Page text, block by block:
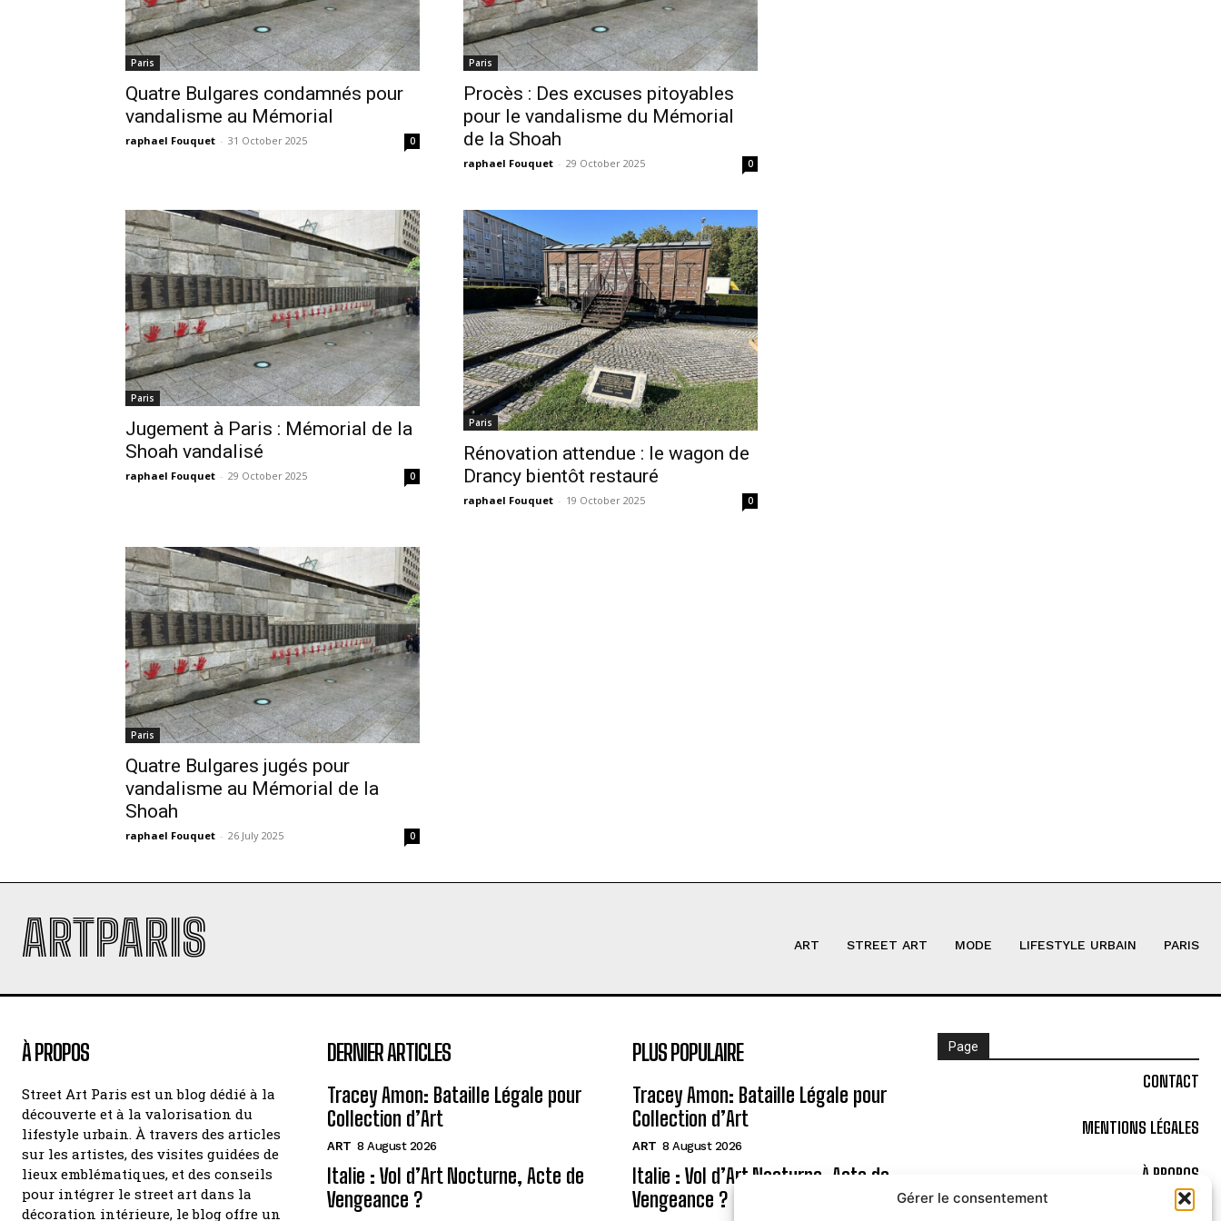
Gérer le consentement
Paris
Quatre Bulgares condamnés pour
vandalisme au Mémorial
raphael Fouquet - 31 October 2025 0
Paris
Procès : Des excuses pitoyables
pour le vandalisme du Mémorial
de la Shoah
raphael Fouquet - 29 October 2025 0
Paris
Jugement à Paris : Mémorial de la
Shoah vandalisé
raphael Fouquet - 29 October 2025 0
Paris
Rénovation attendue : le wagon de
Drancy bientôt restauré
raphael Fouquet - 19 October 2025 0
Paris
Quatre Bulgares jugés pour
vandalisme au Mémorial de la
Shoah
raphael Fouquet - 26 July 2025 0
ARTPARIS ART STREET ART MODE LIFESTYLE URBAIN PARIS
À PROPOS
Street Art Paris est un blog dédié à la
découverte et à la valorisation du
lifestyle urbain. À travers des articles
sur les artistes, des visites guidées de
lieux emblématiques, et des conseils
pour intégrer le street art dans la
décoration intérieure, le blog offre un
DERNIER ARTICLES
Tracey Amon: Bataille Légale pour
Collection d’Art
ART 8 August 2026
Italie : Vol d’Art Nocturne, Acte de
Vengeance ?
PLUS POPULAIRE
Tracey Amon: Bataille Légale pour
Collection d’Art
ART 8 August 2026
Italie : Vol d’Art Nocturne, Acte de
Vengeance ?
Page
CONTACT
MENTIONS LÉGALES
À PROPOS